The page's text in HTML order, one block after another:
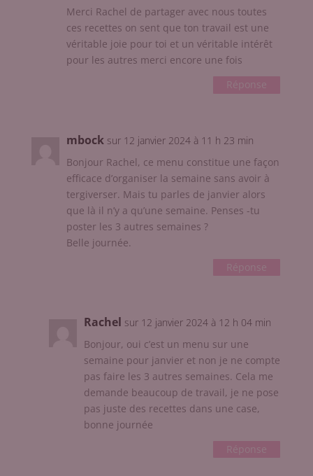
Merci Rachel de partager avec nous toutes
ces recettes on sent que ton travail est une
véritable joie pour toi et un véritable intérêt
pour les autres merci encore une fois
Réponse
mbock sur 12 janvier 2024 à 11 h 23 min
Bonjour Rachel, ce menu constitue une façon
efficace d’organiser la semaine sans avoir à
tergiverser. Mais tu parles de janvier alors
que là il n’y a qu’une semaine. Penses -tu
poster les 3 autres semaines ?
Belle journée.
Réponse
Rachel sur 12 janvier 2024 à 12 h 04 min
Bonjour, oui c’est un menu sur une
semaine pour janvier et non je ne compte
pas faire les 3 autres semaines. Cela me
demande beaucoup de travail, je ne pose
pas juste des recettes dans une case,
bonne journée
Réponse